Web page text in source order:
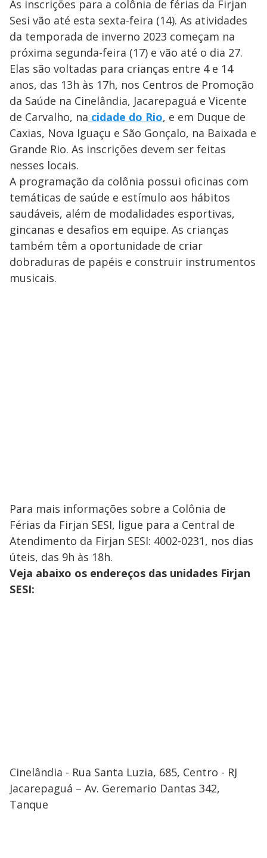
As inscrições para a colônia de férias da Firjan
Sesi vão até esta sexta-feira (14). As atividades
da temporada de inverno 2023 começam na
próxima segunda-feira (17) e vão até o dia 27.
Elas são voltadas para crianças entre 4 e 14
anos, das 13h às 17h, nos Centros de Promoção
da Saúde na Cinelândia, Jacarepaguá e Vicente
de Carvalho, na cidade do Rio, e em Duque de
Caxias, Nova Iguaçu e São Gonçalo, na Baixada e
Grande Rio. As inscrições devem ser feitas
nesses locais.
A programação da colônia possui oficinas com
temáticas de saúde e estímulo aos hábitos
saudáveis, além de modalidades esportivas,
gincanas e desafios em equipe. As crianças
também têm a oportunidade de criar
dobraduras de papéis e construir instrumentos
musicais.
Para mais informações sobre a Colônia de
Férias da Firjan SESI, ligue para a Central de
Atendimento da Firjan SESI: 4002-0231, nos dias
úteis, das 9h às 18h.
Veja abaixo os endereços das unidades Firjan
SESI:
Cinelândia - Rua Santa Luzia, 685, Centro - RJ
Jacarepaguá – Av. Geremario Dantas 342,
Tanque